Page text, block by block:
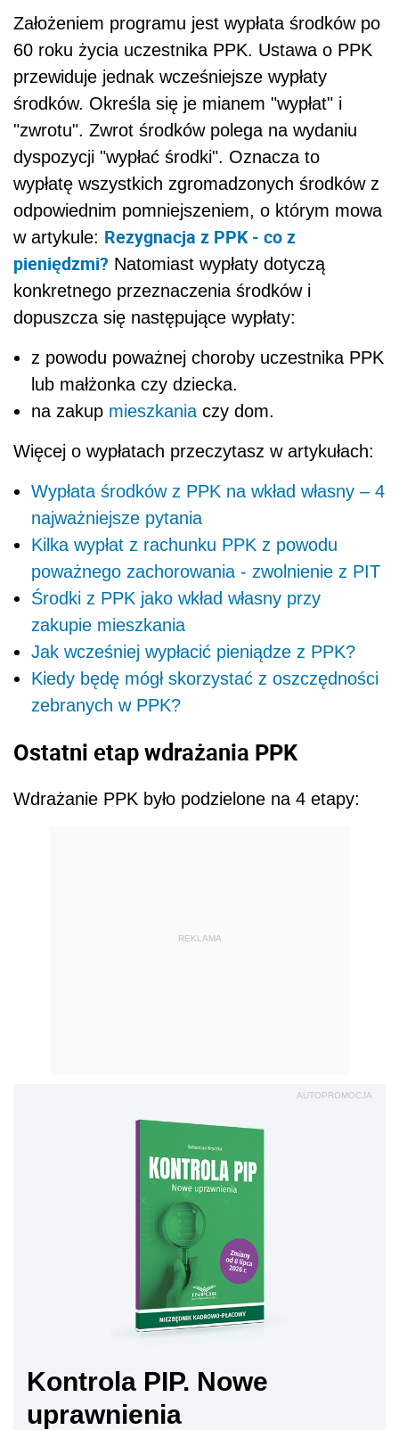
Założeniem programu jest wypłata środków po
60 roku życia uczestnika PPK. Ustawa o PPK
przewiduje jednak wcześniejsze wypłaty
środków. Określa się je mianem "wypłat" i
"zwrotu". Zwrot środków polega na wydaniu
dyspozycji "wypłać środki". Oznacza to
wypłatę wszystkich zgromadzonych środków z
odpowiednim pomniejszeniem, o którym mowa
w artykule: Rezygnacja z PPK - co z
pieniędzmi? Natomiast wypłaty dotyczą
konkretnego przeznaczenia środków i
dopuszcza się następujące wypłaty:
z powodu poważnej choroby uczestnika PPK
lub małżonka czy dziecka.
na zakup mieszkania czy dom.
Więcej o wypłatach przeczytasz w artykułach:
Wypłata środków z PPK na wkład własny – 4
najważniejsze pytania
Kilka wypłat z rachunku PPK z powodu
poważnego zachorowania - zwolnienie z PIT
Środki z PPK jako wkład własny przy
zakupie mieszkania
Jak wcześniej wypłacić pieniądze z PPK?
Kiedy będę mógł skorzystać z oszczędności
zebranych w PPK?
Ostatni etap wdrażania PPK
Wdrażanie PPK było podzielone na 4 etapy:
REKLAMA
AUTOPROMOCJA
Kontrola PIP. Nowe
uprawnienia